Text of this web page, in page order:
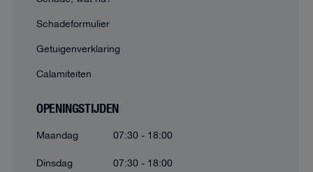
Schadeformulier
Getuigenverklaring
Calamiteiten
OPENINGSTIJDEN
Maandag
07:30 - 18:00
Dinsdag
07:30 - 18:00